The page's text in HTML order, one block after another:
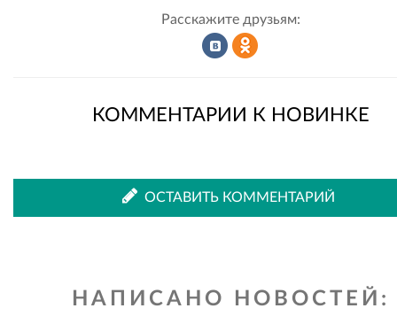
Расскажите друзьям:
КОММЕНТАРИИ К НОВИНКЕ
ОСТАВИТЬ КОММЕНТАРИЙ
НАПИСАНО НОВОСТЕЙ: